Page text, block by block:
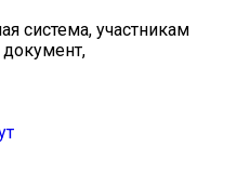
система, участникам